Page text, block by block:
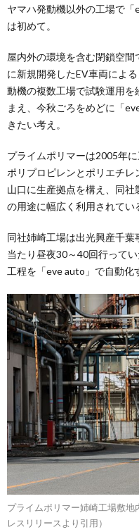
ヤマハ発動機以外の工場で
は初めて。
屋内外の環境を含む閉鎖空
に新規開発したEV車両によ
動機の複数工場で試験運用
まえ、今秋ごろをめどに「
きたい考え。
プライムポリマーは2005年
ポリプロピレンとポリエチレ
山口に生産拠点を構え、同
の用途に幅広く利用されてい
同社姉崎工場は出光興産千
当たり昼夜30～40回行って
工程を「eve auto」で自動化
プライムポリマー姉崎工場敷
レスリリースより引用）